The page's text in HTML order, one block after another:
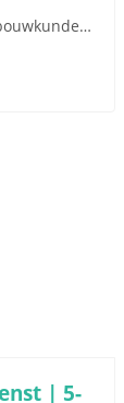
Elektrotechniek, Mechatronica, Werktuigbouwkunde, Pneumatiek, Techniek
| 5-